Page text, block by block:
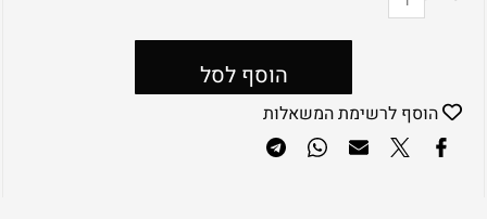
הוסף לסל
הוסף לרשימת המשאלות